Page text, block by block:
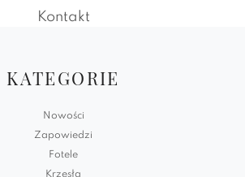
Kontakt
KATEGORIE
Nowości
Zapowiedzi
Fotele
Krzesła